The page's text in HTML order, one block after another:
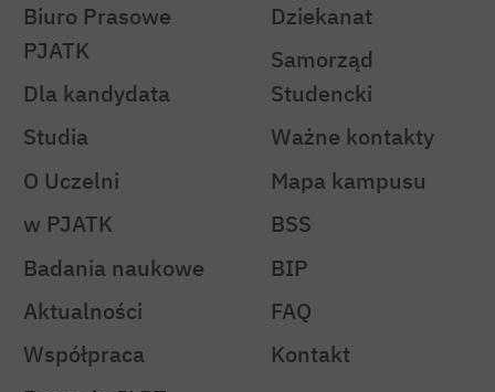
Biuro Prasowe
PJATK
Dla kandydata
Studia
O Uczelni
w PJATK
Badania naukowe
Aktualności
Współpraca
Dziekanat
Samorząd
Studencki
Ważne kontakty
Mapa kampusu
BSS
BIP
FAQ
Kontakt